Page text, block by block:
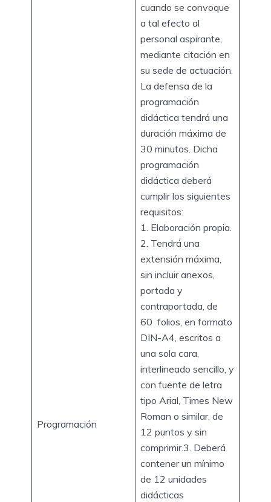
Programación
cuando se convoque
a tal efecto al
personal aspirante,
mediante citación en
su sede de actuación.
La defensa de la
programación
didáctica tendrá una
duración máxima de
30 minutos. Dicha
programación
didáctica deberá
cumplir los siguientes
requisitos:
1. Elaboración propia.
2. Tendrá una
extensión máxima,
sin incluir anexos,
portada y
contraportada, de
60 folios, en formato
DIN-A4, escritos a
una sola cara,
interlineado sencillo, y
con fuente de letra
tipo Arial, Times New
Roman o similar, de
12 puntos y sin
comprimir.3. Deberá
contener un mínimo
de 12 unidades
didácticas